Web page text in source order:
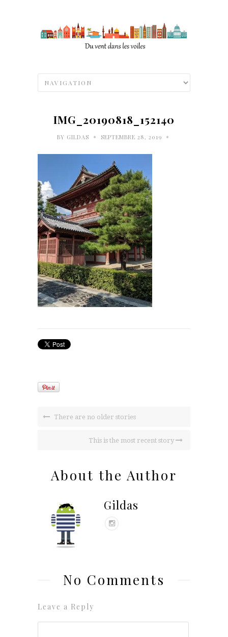
IMG_20190818_152140
BY GILDAS • SEPTEMBRE 28, 2019 •
There are no older stories
This is the most recent story
About the Author
Gildas
No Comments
Leave a Reply